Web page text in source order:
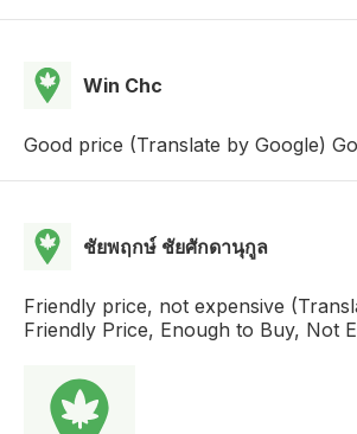
Win Chc
Good price (Translate by Google)
ชัยพฤกษ์ ชัยศักดานุกูล
Friendly price, not expensive
Friendly Price, Enough to Buy, Not